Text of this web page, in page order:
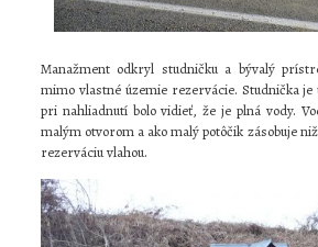
Manažment odkryl studničku a bývalý
mimo vlastné územie rezervácie. Studnička je
pri nahliadnutí bolo vidieť, že je plná vody.
malým otvorom a ako malý potôčik zásobuje
rezerváciu vlahou.